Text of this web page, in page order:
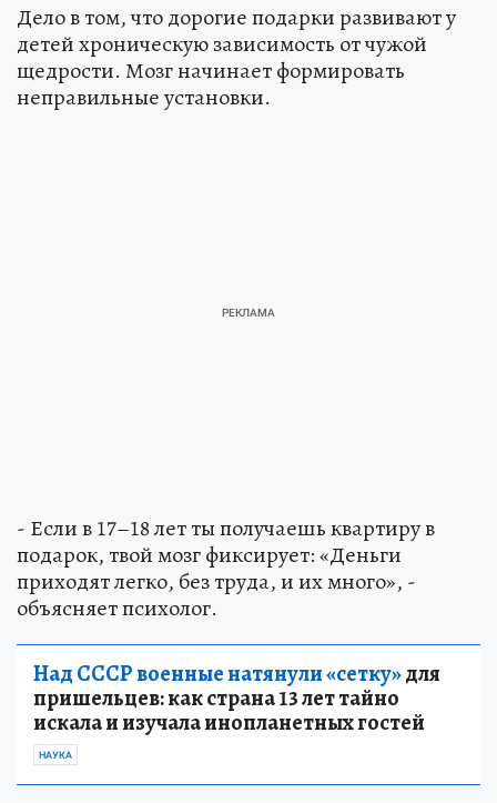
Дело в том, что дорогие подарки развивают у
детей хроническую зависимость от чужой
щедрости. Мозг начинает формировать
неправильные установки.
- Если в 17–18 лет ты получаешь квартиру в
подарок, твой мозг фиксирует: «Деньги
приходят легко, без труда, и их много», -
объясняет психолог.
Над СССР военные натянули «сетку»для
пришельцев: как страна 13 лет тайно
искала и изучала инопланетных гостей
НАУКА